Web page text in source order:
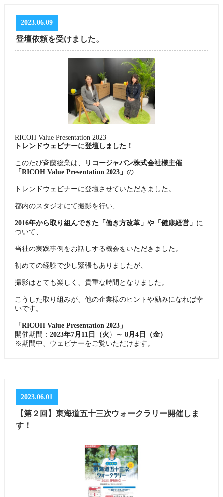
2023.06.09
登壇依頼を受けました。
RICOH Value Presentation 2023
トレンドウェビナーに登壇しました！
このたび斉藤総業は、
リコージャパン株式会社様主催
「RICOH Value Presentation 2023」 の
トレンドウェビナーに登壇させていただきました。
都内のスタジオにて撮影を行い、
2016年から取り組んできた「働き方改革」や「健康経営」 に
ついて、
当社の実践事例をお話しする機会をいただきました。
初めての経験で少し緊張もありましたが、
撮影はとても楽しく、貴重な時間となりました。
こうした取り組みが、他の企業様のヒントや励みになれば幸
いです。
「RICOH Value Presentation 2023」
開催期間： 2023年7月11日（火）～ 8月4日（金）
※期間中、ウェビナーをご覧いただけます。
2023.06.01
【第２回】東海道五十三次ウォークラリー開催しま
す！